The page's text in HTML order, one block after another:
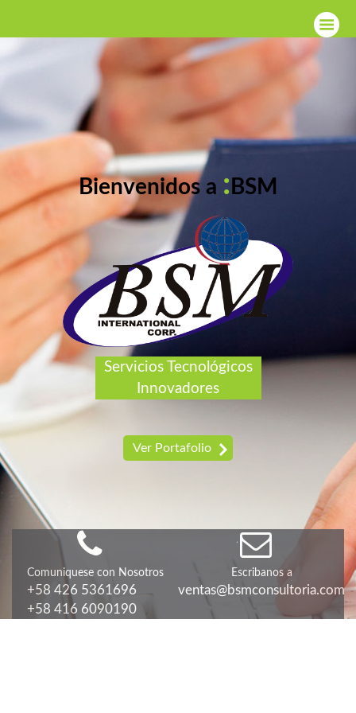
Bienvenidos a : BSM
Servicios Tecnológicos
Innovadores
Ver Portafolio
Comuniquese con Nosotros
+58 426 5361696
+58 416 6090190
Escribanos a
ventas@bsmconsultoria.com